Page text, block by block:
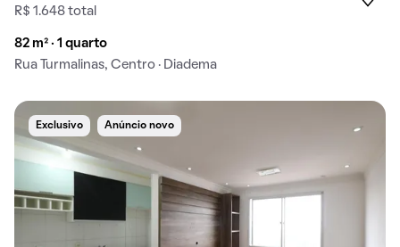
R$ 1.648 total
82 m² · 1 quarto
Rua Turmalinas, Centro · Diadema
Exclusivo Anúncio novo